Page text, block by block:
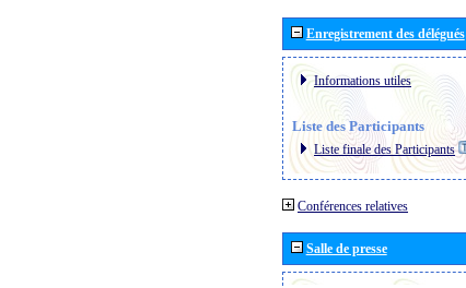
Enregistrement des délégués
Informations utiles
Liste des Participants
Liste finale des Participants
Conférences relatives
Salle de presse